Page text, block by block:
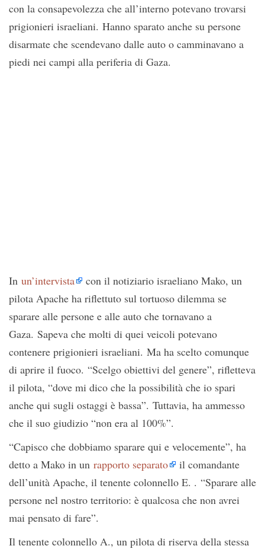
con la consapevolezza che all’interno potevano trovarsi
prigionieri israeliani. Hanno sparato anche su persone
disarmate che scendevano dalle auto o camminavano a
piedi nei campi alla periferia di Gaza.
In un’intervista
con il notiziario israeliano Mako, un
pilota Apache ha riflettuto sul tortuoso dilemma se
sparare alle persone e alle auto che tornavano a
Gaza. Sapeva che molti di quei veicoli potevano
contenere prigionieri israeliani. Ma ha scelto comunque
di aprire il fuoco. “Scelgo obiettivi del genere”, rifletteva
il pilota, “dove mi dico che la possibilità che io spari
anche qui sugli ostaggi è bassa”. Tuttavia, ha ammesso
che il suo giudizio “non era al 100%”.
“Capisco che dobbiamo sparare qui e velocemente”, ha
detto a Mako in un rapporto separato
il comandante
dell’unità Apache, il tenente colonnello E. . “Sparare alle
persone nel nostro territorio: è qualcosa che non avrei
mai pensato di fare”.
Il tenente colonnello A., un pilota di riserva della stessa